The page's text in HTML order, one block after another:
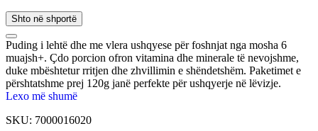
Shto në shportë
Puding i lehtë dhe me vlera ushqyese për foshnjat nga mosha 6
muajsh+. Çdo porcion ofron vitamina dhe minerale të nevojshme,
duke mbështetur rritjen dhe zhvillimin e shëndetshëm. Paketimet e
përshtatshme prej 120g janë perfekte për ushqyerje në lëvizje.
Lexo më shumë
SKU: 7000016020